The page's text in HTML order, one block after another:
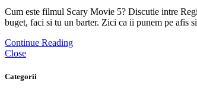
Cum este filmul Scary Movie 5? Discutie intre
buget, faci si tu un barter. Zici ca ii punem pe afis
Continue Reading
Close
Categorii